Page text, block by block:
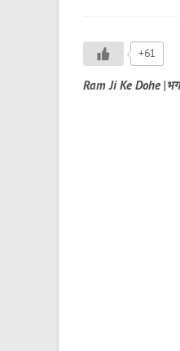
+61
Ram Ji Ke Dohe |